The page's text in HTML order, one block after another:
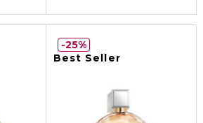
Best Seller
25%